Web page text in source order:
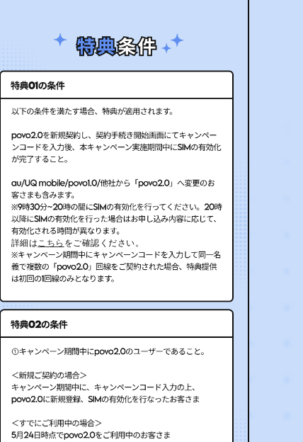
詳細は こちら をご確認ください。